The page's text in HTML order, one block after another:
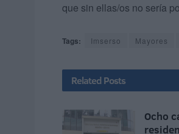
que sin ellas/os no sería
Tags: Imserso Mayores
Related Posts
Ocho